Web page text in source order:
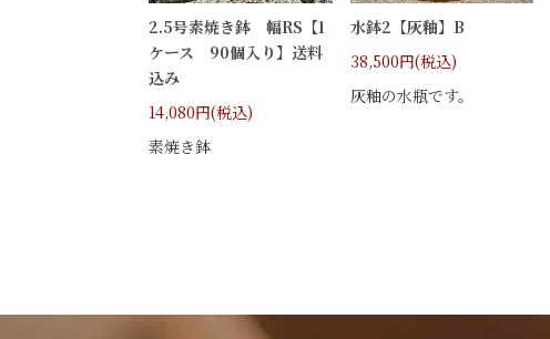
2.5号素焼き鉢 幅RS【1
ケース 90個入り】送料
込み
14,080円(税込)
素焼き鉢
水鉢2【灰釉】B
38,500円(税込)
灰釉の水瓶です。